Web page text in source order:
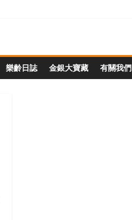
樂齡日誌 金銀大寶藏 有關我們